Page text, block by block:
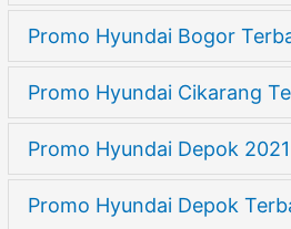
Promo Hyundai Bogor
Promo Hyundai Cikarang
Promo Hyundai Depok
Promo Hyundai Depok